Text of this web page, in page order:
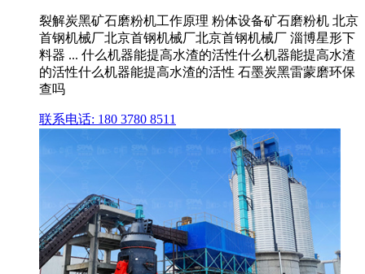
裂解炭黑矿石磨粉机工作原理 粉体设备矿石磨粉机 北京
首钢机械厂北京首钢机械厂北京首钢机械厂 淄博星形下
料器 ... 什么机器能提高水渣的活性什么机器能提高水渣
的活性什么机器能提高水渣的活性 石墨炭黑雷蒙磨环保
查吗
联系电话: 180 3780 8511